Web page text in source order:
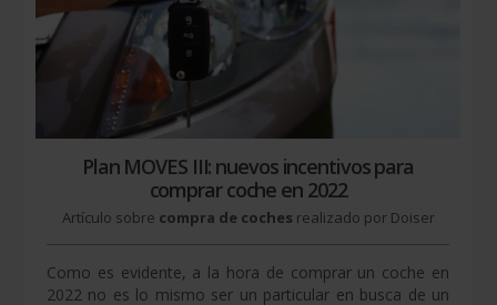
Plan MOVES III: nuevos incentivos para
comprar coche en 2022
Artículo sobre compra de coches realizado por Doiser
Como es evidente, a la hora de comprar un coche en
2022 no es lo mismo ser un particular en busca de un